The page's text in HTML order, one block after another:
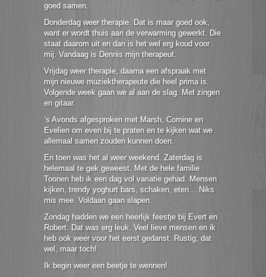
goed samen.
Donderdag weer therapie. Dat is maar goed ook,
want er wordt thuis aan de verwarming gewerkt. Die
staat daarom uit en dan is het wel erg koud voor
mij. Vandaag is Dennis mijn therapeut.
Vrijdag weer therapie, daarna een afspraak met
mijn nieuwe muziektherapeute die heel prima is.
Volgende week gaan we al aan de slag. Met zingen
en gitaar.
’s Avonds afgesproken met Marsh, Cornine en
Evelien om even bij te praten en te kijken wat we
allemaal samen zouden kunnen doen.
En toen was het al weer weekend. Zaterdag is
helemaal te gek geweest. Met de hele familie
Toonen heb ik een dag vol variatie gehad. Mensen
kijken, trendy yoghurt bars, schaken, eten… Niks
mis mee. Voldaan gaan slapen.
Zondag hadden we een heerlijk feestje bij Evert en
Robert. Dat was erg leuk. Veel lieve mensen en ik
heb ook weer voor het eerst gedanst. Rustig, dat
wel, maar toch!
Ik begin weer een beetje te wennen!